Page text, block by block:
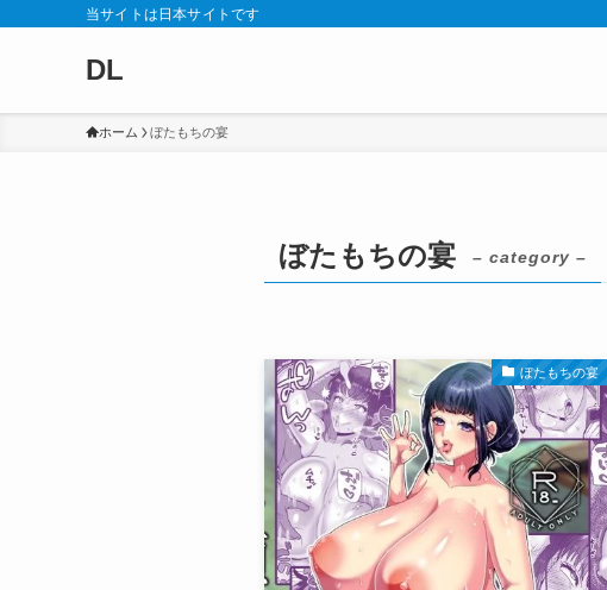
当サイトは日本サイトです
DL
ホーム ぼたもちの宴
ぼたもちの宴 – category –
ぼたもちの宴